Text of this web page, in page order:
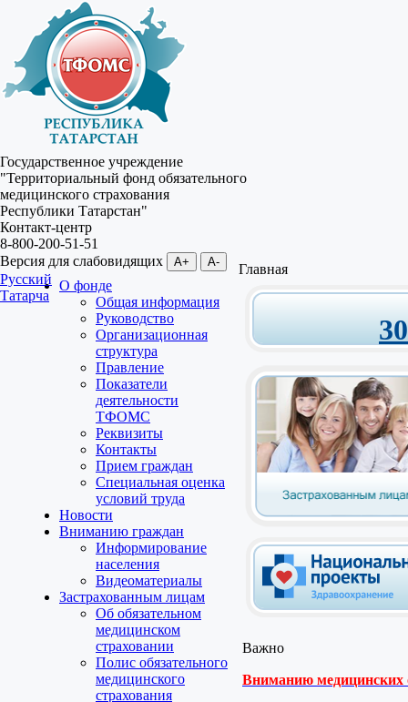
Государственное учреждение
"Территориальный фонд обязательного
медицинского страхования
Республики Татарстан"
Контакт-центр
8-800-200-51-51
Версия для слабовидящих
A+ A-
Русский
Татарча
О фонде
Общая информация
Руководство
Организационная
структура
Правление
Показатели
деятельности
ТФОМС
Реквизиты
Контакты
Прием граждан
Специальная оценка
условий труда
Новости
Вниманию граждан
Информирование
населения
Видеоматериалы
Застрахованным лицам
Об обязательном
медицинском
страховании
Полис обязательного
медицинского
страхования
Главная
Важно
Вниманию медицинских